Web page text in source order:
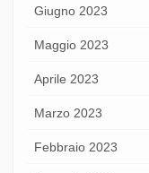
Giugno 2023
Maggio 2023
Aprile 2023
Marzo 2023
Febbraio 2023